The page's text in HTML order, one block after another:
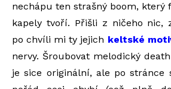
nechápu ten strašný boom, který
kapely tvoří. Přišli z ničeho nic,
po chvíli mi ty jejich keltské
nervy. Šroubovat melodický
je sice originální, ale po stránce